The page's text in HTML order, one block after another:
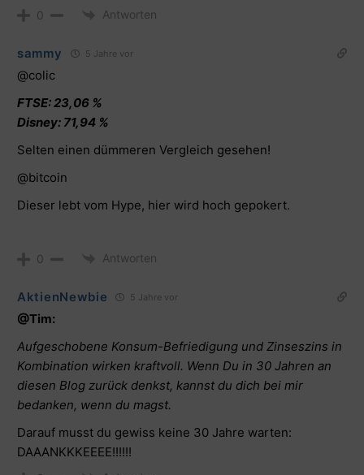
0 Antworten
sammy 5 Jahre vor
@colic
FTSE: 23,06 %
Disney: 71,94 %
Selten einen dümmeren Vergleich gesehen!
@bitcoin
Dieser lebt vom Hype, hier wird hoch gepokert.
0 Antworten
AktienNewbie 5 Jahre vor
@Tim:
Aufgeschobene Konsum-Befriedigung und Zinseszins in
Kombination wirken kraftvoll. Wenn Du in 30 Jahren an
diesen Blog zurück denkst, kannst du dich bei mir
bedanken, wenn du magst.
Darauf musst du gewiss keine 30 Jahre warten:
DAAANKKKEEEE!!!!!!